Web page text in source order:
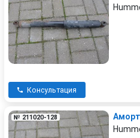
Консультация
№ 211020-128